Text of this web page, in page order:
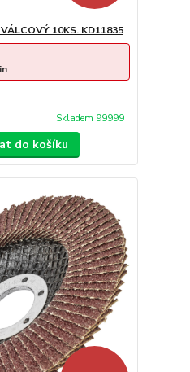
10KS. KD11835
Skladem 99999
do košíku